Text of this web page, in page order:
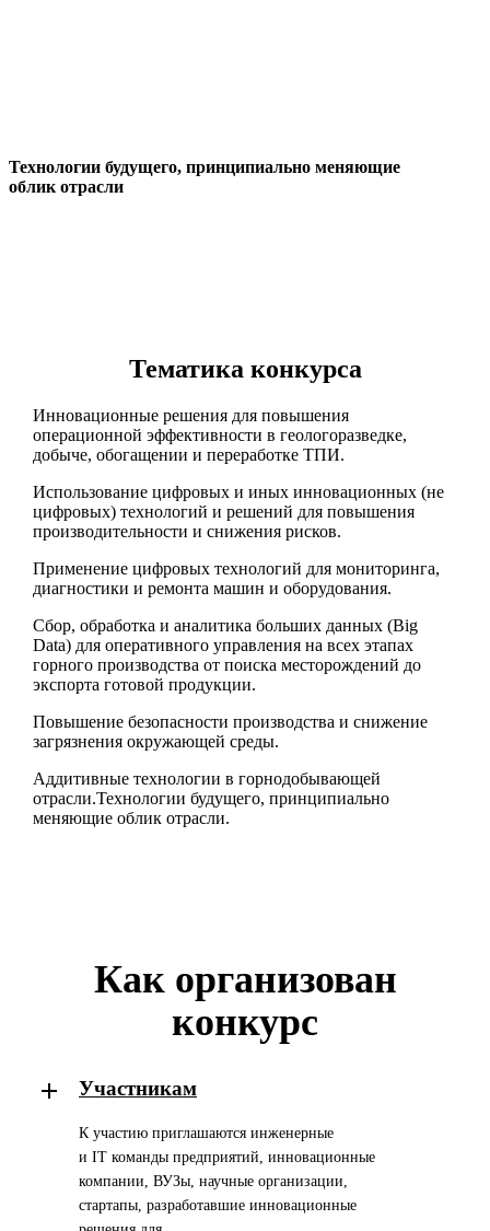
Технологии будущего, принципиально меняющие
облик отрасли
Тематика конкурса
Инновационные решения для повышения
операционной эффективности в геологоразведке,
добыче, обогащении и переработке ТПИ.
Использование цифровых и иных инновационных (не
цифровых) технологий и решений для повышения
производительности и снижения рисков.
Применение цифровых технологий для мониторинга,
диагностики и ремонта машин и оборудования.
Cбор, обработка и аналитика больших данных (Big
Data) для оперативного управления на всех этапах
горного производства от поиска месторождений до
экспорта готовой продукции.
Повышение безопасности производства и снижение
загрязнения окружающей среды.
Аддитивные технологии в горнодобывающей
отрасли.Технологии будущего, принципиально
меняющие облик отрасли.
Как организован
конкурс
Участникам
К участию приглашаются инженерные
и IT команды предприятий, инновационные
компании, ВУЗы, научные организации,
стартапы, разработавшие инновационные